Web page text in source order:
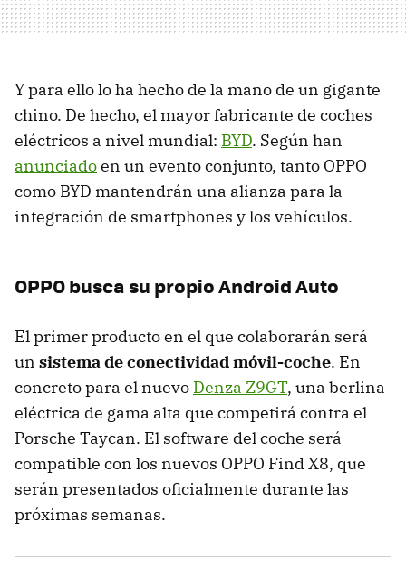
Y para ello lo ha hecho de la mano de un gigante
chino. De hecho, el mayor fabricante de coches
eléctricos a nivel mundial: BYD. Según han
anunciadoen un evento conjunto, tanto OPPO
como BYD mantendrán una alianza para la
integración de smartphones y los vehículos.
OPPO busca su propio Android Auto
El primer producto en el que colaborarán será
un sistema de conectividad móvil-coche. En
concreto para el nuevo Denza Z9GT, una berlina
eléctrica de gama alta que competirá contra el
Porsche Taycan. El software del coche será
compatible con los nuevos OPPO Find X8, que
serán presentados oficialmente durante las
próximas semanas.